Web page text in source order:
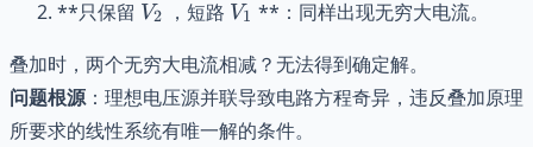
**只保留 V_2
V2 ，短路 V_1
V1 **：同样出现无穷大电流。
叠加时，两个无穷大电流相减？无法得到确定解。
问题根源：理想电压源并联导致电路方程奇异，违反叠加原理
所要求的线性系统有唯一解的条件。